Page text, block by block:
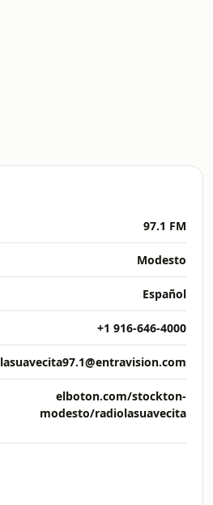
97.1 FM
Modesto
Español
+1 916-646-4000
lasuavecita97.1@entravision.com
elboton.com/stockton-
modesto/radiolasuavecita